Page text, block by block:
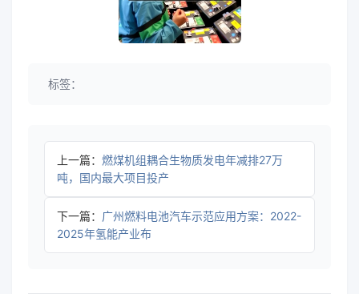
标签：
上一篇： 燃煤机组耦合生物质发电年减排27万
吨，国内最大项目投产
下一篇： 广州燃料电池汽车示范应用方案：2022-
2025年氢能产业布